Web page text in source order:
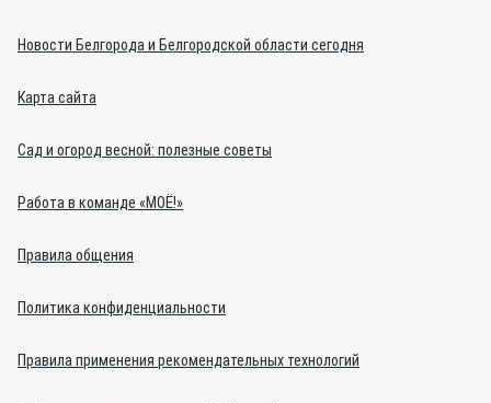
Новости Белгорода и Белгородской области сегодня
Карта сайта
Сад и огород весной: полезные советы
Работа в команде «МОЁ!»
Правила общения
Политика конфиденциальности
Правила применения рекомендательных технологий